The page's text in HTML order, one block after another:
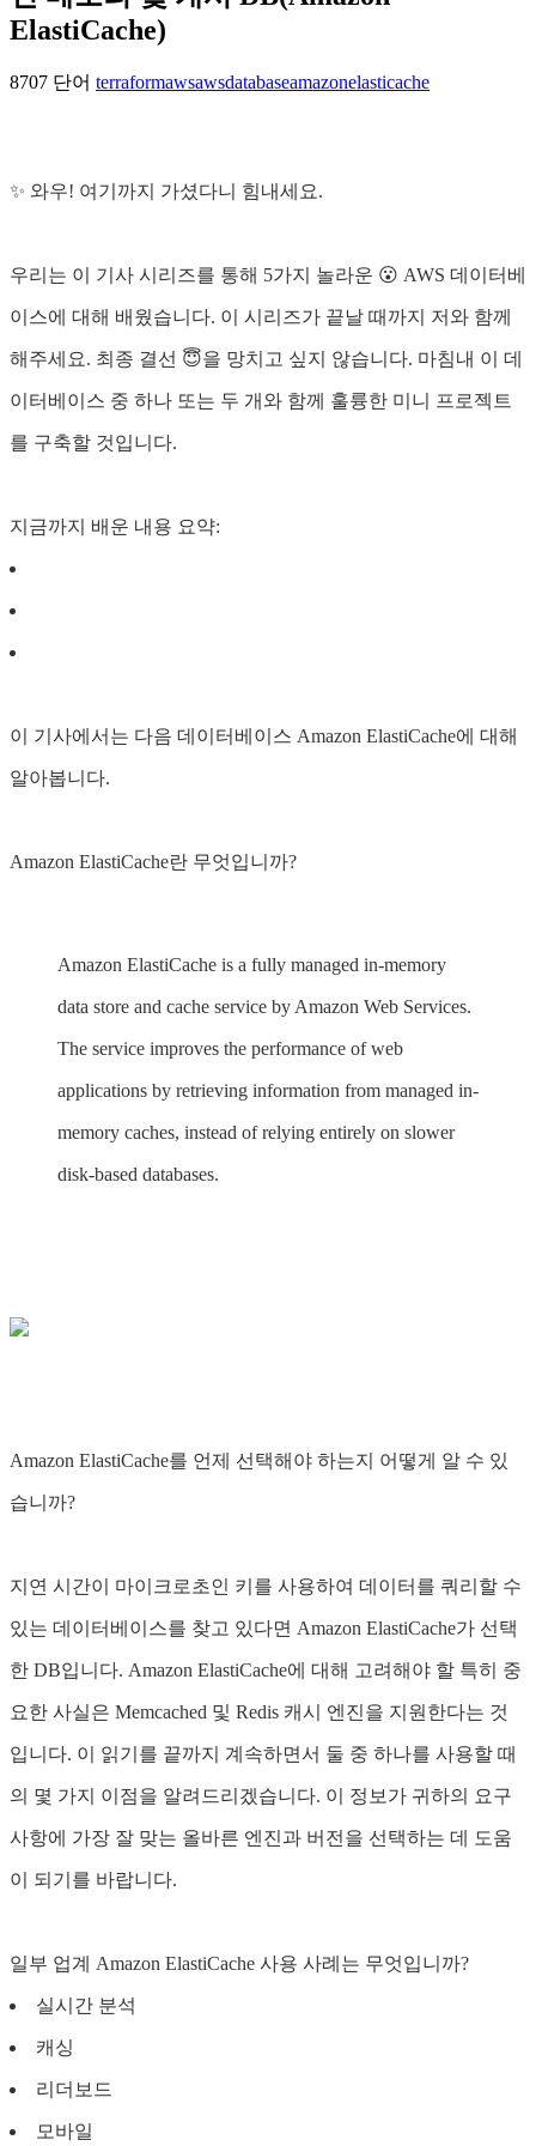
ElastiCache)
8707 단어 terraformawsawsdatabaseamazonelasticache
✨ 와우! 여기까지 가셨다니 힘내세요.
우리는 이 기사 시리즈를 통해 5가지 놀라운 😮 AWS 데이터베
이스에 대해 배웠습니다. 이 시리즈가 끝날 때까지 저와 함께
해주세요. 최종 결선 😇을 망치고 싶지 않습니다. 마침내 이 데
이터베이스 중 하나 또는 두 개와 함께 훌륭한 미니 프로젝트
를 구축할 것입니다.
지금까지 배운 내용 요약:
이 기사에서는 다음 데이터베이스 Amazon ElastiCache에 대해
알아봅니다.
Amazon ElastiCache란 무엇입니까?
Amazon ElastiCache is a fully managed in-memory
data store and cache service by Amazon Web Services.
The service improves the performance of web
applications by retrieving information from managed in-
memory caches, instead of relying entirely on slower
disk-based databases.
Amazon ElastiCache를 언제 선택해야 하는지 어떻게 알 수 있
습니까?
지연 시간이 마이크로초인 키를 사용하여 데이터를 쿼리할 수
있는 데이터베이스를 찾고 있다면 Amazon ElastiCache가 선택
한 DB입니다. Amazon ElastiCache에 대해 고려해야 할 특히 중
요한 사실은 Memcached 및 Redis 캐시 엔진을 지원한다는 것
입니다. 이 읽기를 끝까지 계속하면서 둘 중 하나를 사용할 때
의 몇 가지 이점을 알려드리겠습니다. 이 정보가 귀하의 요구
사항에 가장 잘 맞는 올바른 엔진과 버전을 선택하는 데 도움
이 되기를 바랍니다.
일부 업계 Amazon ElastiCache 사용 사례는 무엇입니까?
실시간 분석
캐싱
리더보드
모바일